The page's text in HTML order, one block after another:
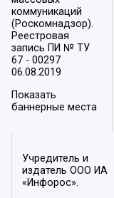
коммуникаций
(Роскомнадзор).
Реестровая
запись ПИ № ТУ
67 - 00297
06.08.2019
Показать
баннерные места
Учредитель и
издатель ООО ИА
«Инфорос».